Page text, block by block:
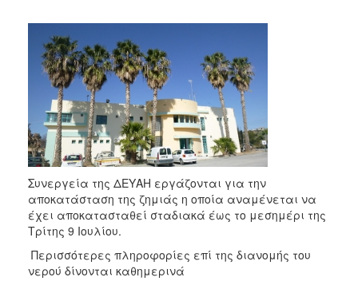
2016
2015
2013
2012
2011
2010
2006
ΤΟΠΟΣ
Συνεργεία της ΔΕΥΑΗ εργάζονται για την
αποκατάσταση της ζημιάς η οποία αναμένεται να
έχει αποκατασταθεί σταδιακά έως το μεσημέρι της
Τρίτης 9 Ιουλίου.
Περισσότερες πληροφορίες επί της διανομής του
νερού δίνονται καθημερινά